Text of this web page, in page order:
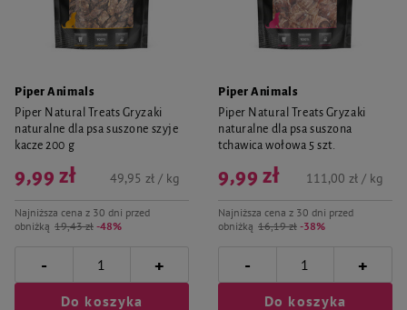
Piper Animals
Piper Natural Treats Gryzaki
naturalne dla psa suszone szyje
kacze 200 g
Najniższa cena z 30 dni przed
obniżką 19,43 zł -48%
9,99 zł 49,95 zł / kg
- +
Do koszyka
Piper Animals
Piper Natural Treats Gryzaki
naturalne dla psa suszona
tchawica wołowa 5 szt.
Najniższa cena z 30 dni przed
obniżką 16,19 zł -38%
9,99 zł 111,00 zł / kg
- +
Do koszyka